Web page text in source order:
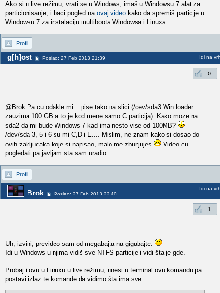
Ako si u live režimu, vrati se u Windows, imaš u Windowsu 7 alat za
particionisanje, i baci pogled na ovaj video kako da spremiš particije u
Windowsu 7 za instalaciju multiboota Windowsa i Linuxa.
Profil
g[h]ost Poslao: 27 Feb 2013 21:39 Idi na vrh
0
@Brok Pa cu odakle mi....pise tako na slici (/dev/sda3 Win.loader
zauzima 100 GB a to je kod mene samo C particija). Kako moze na
sda2 da mi bude Windows 7 kad ima nesto vise od 100MB?
/dev/sda 3, 5 i 6 su mi C,D i E.... Mislim, ne znam kako si dosao do
ovih zakljucaka koje si napisao, malo me zbunjujes
Video cu
pogledati pa javljam sta sam uradio.
Profil
Brok Poslao: 27 Feb 2013 22:40
Idi na vrh
1
Uh, izvini, prevideo sam od megabajta na gigabajte.
Idi u Windows u njima vidiš sve NTFS particije i vidi šta je gde.
Probaj i ovu u Linuxu u live režimu, unesi u terminal ovu komandu pa
postavi izlaz te komande da vidimo šta ima sve